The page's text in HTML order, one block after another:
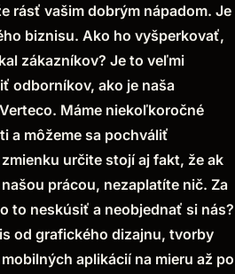
rásť vašim dobrým nápadom. Je
biznisu. Ako ho vyšperkovať,
zákazníkov? Je to veľmi
odborníkov, ako je naša
Máme niekoľkoročné
a môžeme sa pochváliť
určite stojí aj fakt, že ak
prácou, nezaplatíte nič. Za
to neskúsiť a neobjednať si nás?
od grafického dizajnu, tvorby
aplikácií na mieru až po